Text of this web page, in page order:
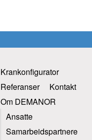
Krankonfigurator
Referanser
Kontakt
Om DEMANOR
Ansatte
Samarbeidspartnere